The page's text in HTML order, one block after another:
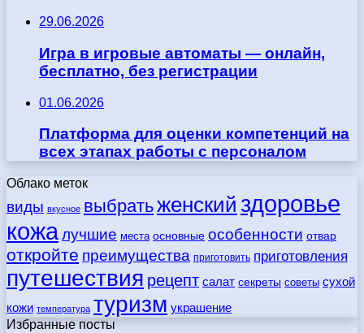
29.06.2026
Игра в игровые автоматы — онлайн,
бесплатно, без регистрации
01.06.2026
Платформа для оценки компетенций на
всех этапах работы с персоналом
Облако меток
виды вкусное выбратьженский здоровье
кожалучшие места основные особенности отвар
откройте преимущества приготовить приготовления
путешествия рецепт салат секреты советы сухой
кожи температура туризм украшение
Избранные посты